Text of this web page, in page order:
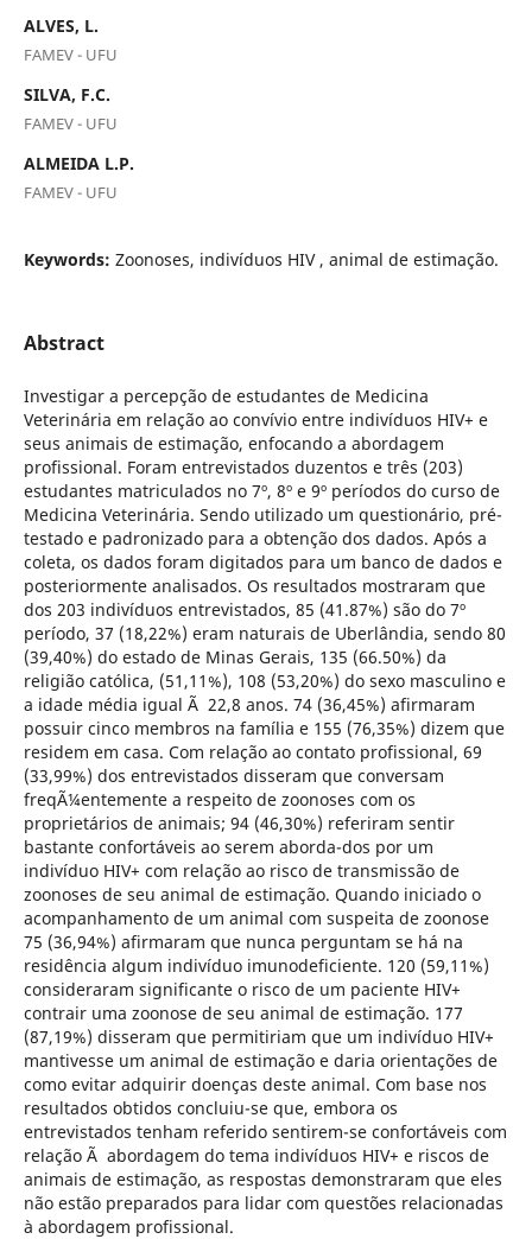
ALVES, L.
FAMEV - UFU
SILVA, F.C.
FAMEV - UFU
ALMEIDA L.P.
FAMEV - UFU
Keywords: Zoonoses, indivíduos HIV , animal de estimação.
Abstract
Investigar a percepção de estudantes de Medicina
Veterinária em relação ao convívio entre indivíduos HIV+ e
seus animais de estimação, enfocando a abordagem
profissional. Foram entrevistados duzentos e três (203)
estudantes matriculados no 7º, 8º e 9º períodos do curso de
Medicina Veterinária. Sendo utilizado um questionário, pré-
testado e padronizado para a obtenção dos dados. Após a
coleta, os dados foram digitados para um banco de dados e
posteriormente analisados. Os resultados mostraram que
dos 203 indivíduos entrevistados, 85 (41.87%) são do 7º
período, 37 (18,22%) eram naturais de Uberlândia, sendo 80
(39,40%) do estado de Minas Gerais, 135 (66.50%) da
religião católica, (51,11%), 108 (53,20%) do sexo masculino e
a idade média igual Ã 22,8 anos. 74 (36,45%) afirmaram
possuir cinco membros na família e 155 (76,35%) dizem que
residem em casa. Com relação ao contato profissional, 69
(33,99%) dos entrevistados disseram que conversam
freqÃ¼entemente a respeito de zoonoses com os
proprietários de animais; 94 (46,30%) referiram sentir
bastante confortáveis ao serem aborda-dos por um
indivíduo HIV+ com relação ao risco de transmissão de
zoonoses de seu animal de estimação. Quando iniciado o
acompanhamento de um animal com suspeita de zoonose
75 (36,94%) afirmaram que nunca perguntam se há na
residência algum indivíduo imunodeficiente. 120 (59,11%)
consideraram significante o risco de um paciente HIV+
contrair uma zoonose de seu animal de estimação. 177
(87,19%) disseram que permitiriam que um indivíduo HIV+
mantivesse um animal de estimação e daria orientações de
como evitar adquirir doenças deste animal. Com base nos
resultados obtidos concluiu-se que, embora os
entrevistados tenham referido sentirem-se confortáveis com
relação Ã abordagem do tema indivíduos HIV+ e riscos de
animais de estimação, as respostas demonstraram que eles
não estão preparados para lidar com questões relacionadas
à abordagem profissional.